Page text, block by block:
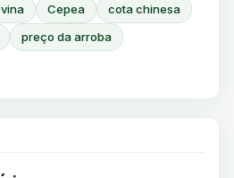
Cepea
cota chinesa
preço da arroba